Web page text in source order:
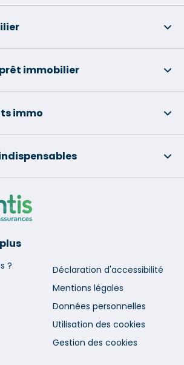
immobilier
immo
?
Déclaration d'accessibilité
Mentions légales
Données personnelles
Utilisation des cookies
Gestion des cookies